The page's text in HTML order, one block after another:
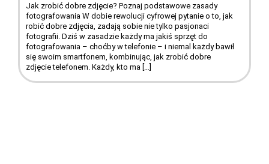
Jak zrobić dobre zdjęcie? Poznaj podstawowe zasady
fotografowania W dobie rewolucji cyfrowej pytanie o to, jak
robić dobre zdjęcia, zadają sobie nie tylko pasjonaci
fotografii. Dziś w zasadzie każdy ma jakiś sprzęt do
fotografowania – choćby w telefonie – i niemal każdy bawił
się swoim smartfonem, kombinując, jak zrobić dobre
zdjęcie telefonem. Każdy, kto ma […]